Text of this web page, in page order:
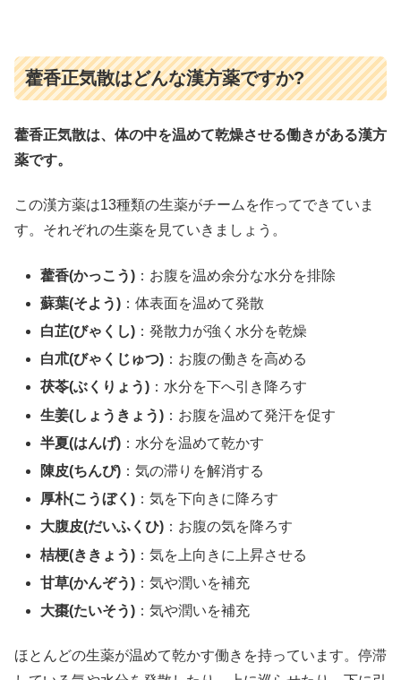
藿香正気散はどんな漢方薬ですか?
藿香正気散は、体の中を温めて乾燥させる働きがある漢方
薬です。
この漢方薬は13種類の生薬がチームを作ってできていま
す。それぞれの生薬を見ていきましょう。
藿香(かっこう) ：お腹を温め余分な水分を排除
蘇葉(そよう) ：体表面を温めて発散
白芷(びゃくし) ：発散力が強く水分を乾燥
白朮(びゃくじゅつ) ：お腹の働きを高める
茯苓(ぶくりょう) ：水分を下へ引き降ろす
生姜(しょうきょう) ：お腹を温めて発汗を促す
半夏(はんげ) ：水分を温めて乾かす
陳皮(ちんぴ) ：気の滞りを解消する
厚朴(こうぼく) ：気を下向きに降ろす
大腹皮(だいふくひ) ：お腹の気を降ろす
桔梗(ききょう) ：気を上向きに上昇させる
甘草(かんぞう) ：気や潤いを補充
大棗(たいそう) ：気や潤いを補充
ほとんどの生薬が温めて乾かす働きを持っています。停滞